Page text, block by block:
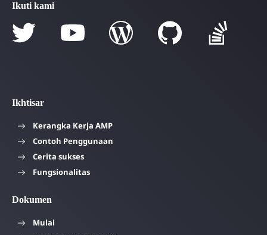
Ikuti kami
Ikhtisar
Kerangka Kerja AMP
Contoh Penggunaan
Cerita sukses
Fungsionalitas
Dokumen
Mulai